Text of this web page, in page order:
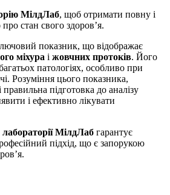
МілдЛаб, щоб отримати повну і
стан свого здоров’я.
показник, що відображає
міхура і жовчних протоків. Його
патологіях, особливо при
Розуміння цього показника,
правильна підготовка до аналізу
і ефективно лікувати
лабораторії МілдЛаб гарантує
підхід, що є запорукою